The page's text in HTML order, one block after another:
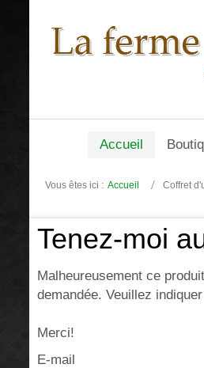
Accueil
Vous êtes ici : Accueil Coffret
Tenez-moi
Malheureusement ce
demandée. Veuillez
Merci!
E-mail